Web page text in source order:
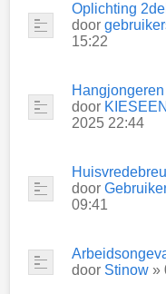
Oplichting
door
15:22
door
2025 22:44
door
09:41
door Stinow »